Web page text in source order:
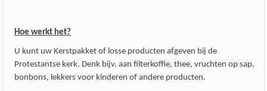
Hoe werkt het?
U kunt uw Kerstpakket of losse producten afgeven bij de
Protestantse kerk. Denk bijv. aan filterkoffie, thee, vruchten op sap,
bonbons, lekkers voor kinderen of andere producten.